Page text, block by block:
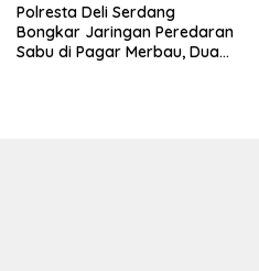
Polresta Deli Serdang
Bongkar Jaringan Peredaran
Sabu di Pagar Merbau, Dua